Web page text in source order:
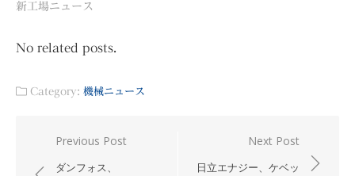
新工場ニュース
No related posts.
Category: 機械ニュース
稿
Previous Post
ダンフォス、
Next Post
日立エナジー、ケベッ